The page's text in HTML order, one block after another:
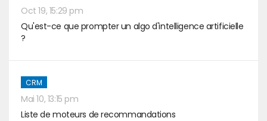
Oct 19, 15:29 pm
Qu'est-ce que prompter un algo d'intelligence artificielle
?
CRM
Mai 10, 13:15 pm
Liste de moteurs de recommandations